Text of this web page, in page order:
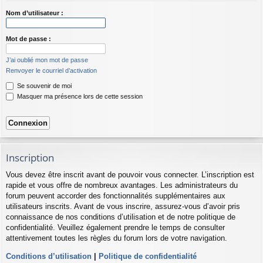
Nom d’utilisateur :
Mot de passe :
J’ai oublié mon mot de passe
Renvoyer le courriel d’activation
Se souvenir de moi
Masquer ma présence lors de cette session
Inscription
Vous devez être inscrit avant de pouvoir vous connecter. L’inscription est
rapide et vous offre de nombreux avantages. Les administrateurs du
forum peuvent accorder des fonctionnalités supplémentaires aux
utilisateurs inscrits. Avant de vous inscrire, assurez-vous d’avoir pris
connaissance de nos conditions d’utilisation et de notre politique de
confidentialité. Veuillez également prendre le temps de consulter
attentivement toutes les règles du forum lors de votre navigation.
Conditions d’utilisation | Politique de confidentialité